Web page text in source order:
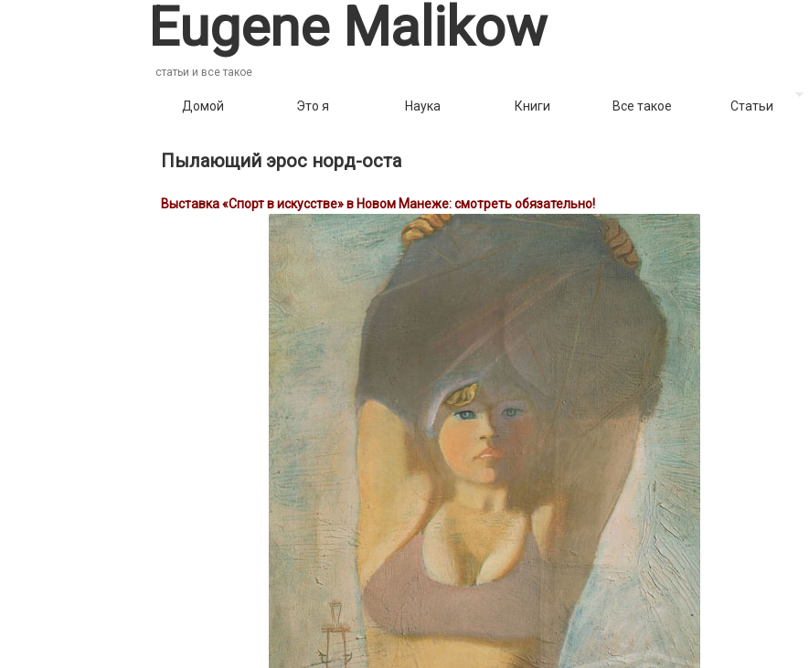
Домой Это я Наука Книги Все такое Статьи
Eugene Malikow
статьи и все такое
Пылающий эрос норд-оста
Выставка «Спорт в искусстве» в Новом Манеже: смотреть обязательно!